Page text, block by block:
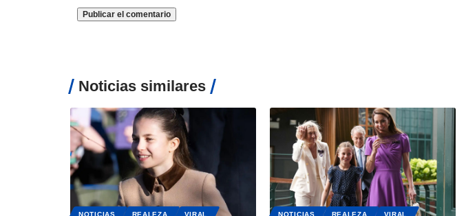
Noticias similares
NOTICIAS REALEZA VIRAL NOTICIAS REALEZA VIRAL